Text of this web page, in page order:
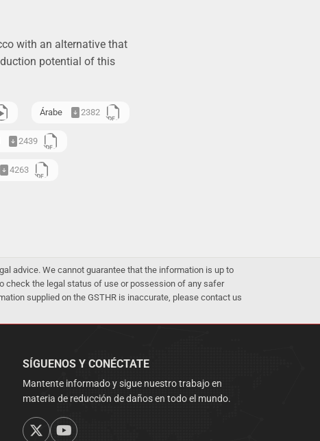
with an alternative that
potential of this
Árabe 2382
2439
4263
advice. We cannot guarantee that the information is up to
check the legal status of use or possession of any safer
supplied on the GSTHR is inaccurate, please contact us
SÍGUENOS Y CONÉCTATE
Mantente informado y sigue nuestro trabajo en
materia de reducción de daños en todo el mundo.